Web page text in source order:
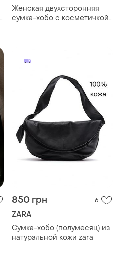
Женская двухсторонняя
сумка-хобо с косметичкой
850 грн 6
ZARA
Сумка-хобо (полумесяц) из
натуральной кожи zara